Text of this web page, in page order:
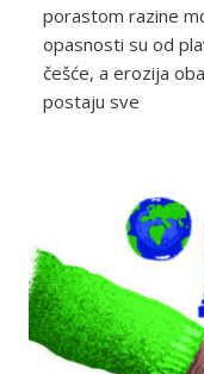
porastom razine
opasnosti su od
češće, a erozija
postaju sve